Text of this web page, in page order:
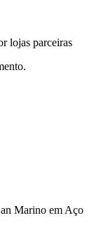
lojas parceiras
Marino em Aço